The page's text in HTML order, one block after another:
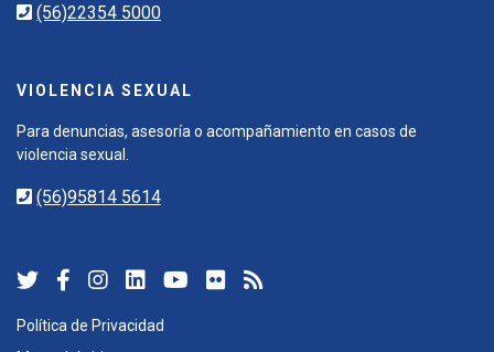
(56)22354 5000
VIOLENCIA SEXUAL
Para denuncias, asesoría o acompañamiento en casos de
violencia sexual.
(56)95814 5614
Política de Privacidad